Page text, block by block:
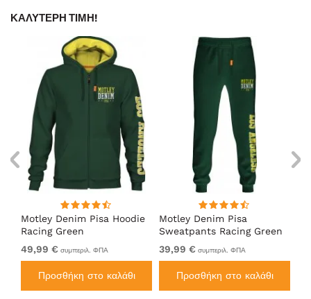
ΚΑΛΎΤΕΡΗ ΤΙΜΉ!
Motley Denim Pisa Hoodie
Racing Green
49,99 € συμπεριλ. ΦΠΑ
Προσθήκη στο καλάθι
Motley Denim Pisa
Sweatpants Racing Green
39,99 € συμπεριλ. ΦΠΑ
Προσθήκη στο καλάθι